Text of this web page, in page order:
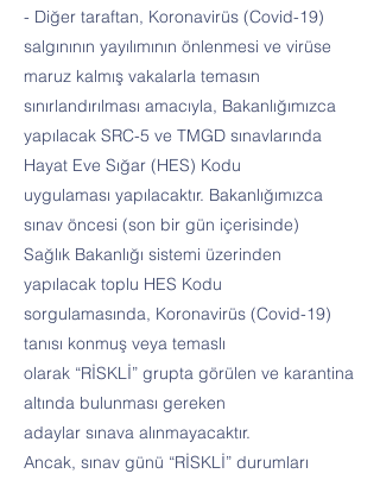
- Diğer taraftan, Koronavirüs (Covid-19)
salgınının yayılımının önlenmesi ve virüse
maruz kalmış vakalarla temasın
sınırlandırılması amacıyla, Bakanlığımızca
yapılacak SRC-5 ve TMGD sınavlarında
Hayat Eve Sığar (HES) Kodu
uygulaması yapılacaktır. Bakanlığımızca
sınav öncesi (son bir gün içerisinde)
Sağlık Bakanlığı sistemi üzerinden
yapılacak toplu HES Kodu
sorgulamasında, Koronavirüs (Covid-19)
tanısı konmuş veya temaslı
olarak “RİSKLİ” grupta görülen ve karantina
altında bulunması gereken
adaylar sınava alınmayacaktır.
Ancak, sınav günü “RİSKLİ” durumları